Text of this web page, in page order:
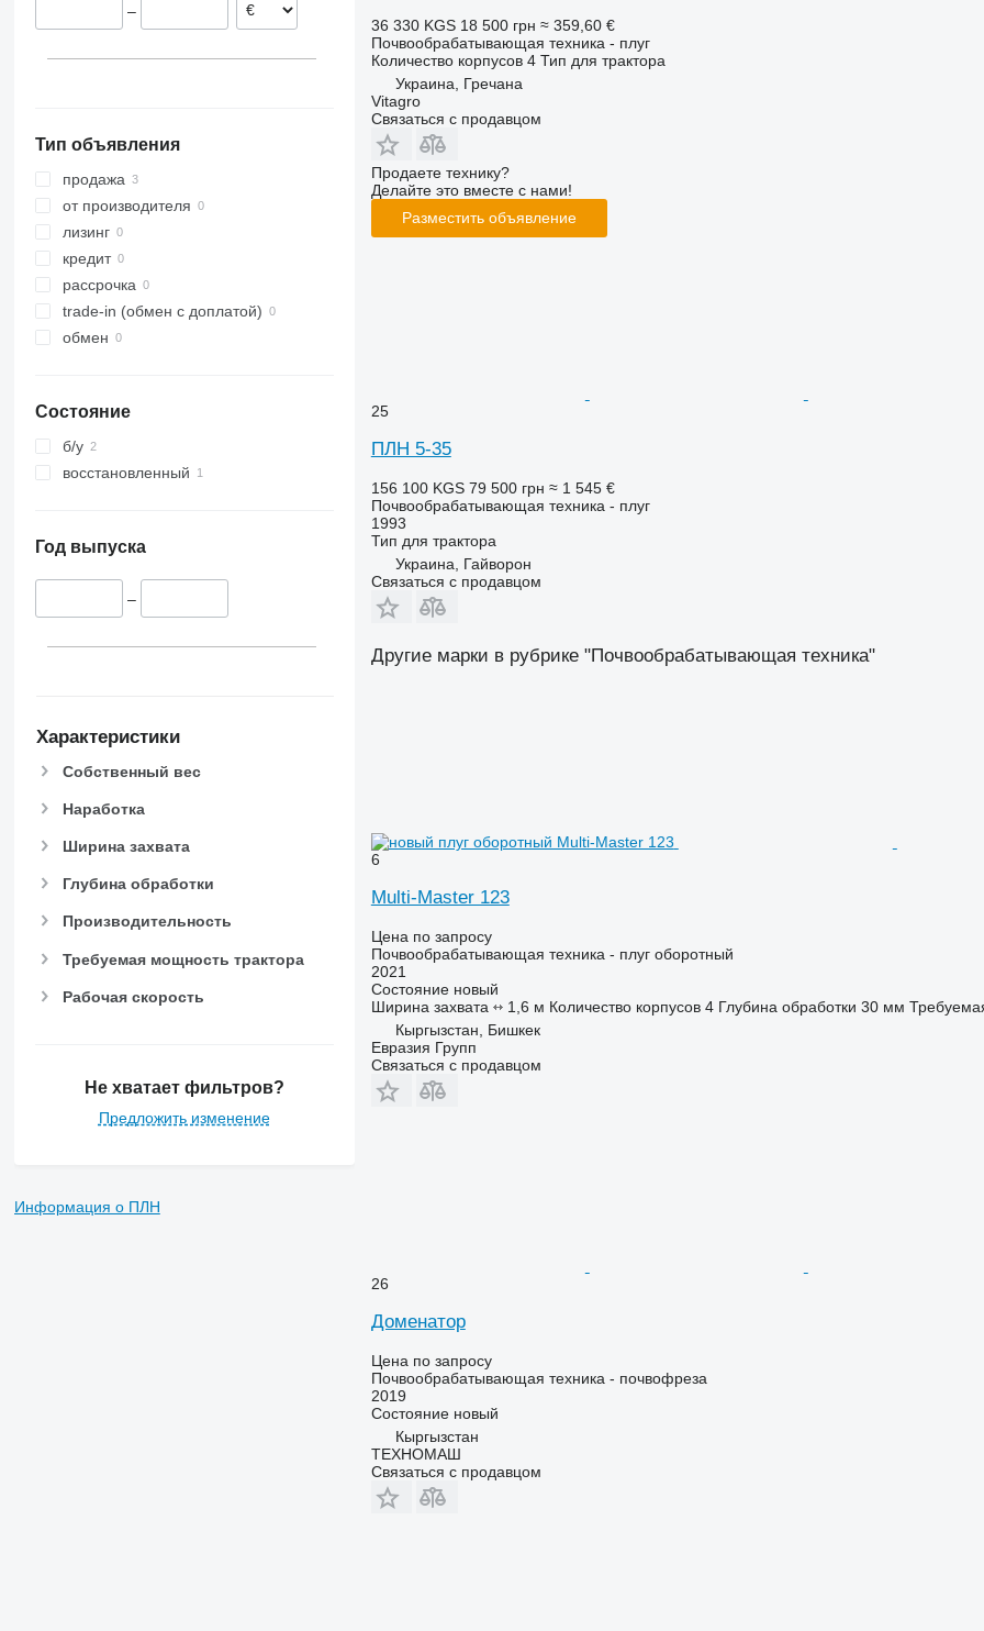
VariOpal
–
Тип объявления
продажа
от производителя
лизинг
кредит
рассрочка
trade-in (обмен с доплатой)
обмен
Состояние
б/у
восстановленный
Год выпуска
–
Характеристики
Собственный вес
Наработка
Ширина захвата
Глубина обработки
Производительность
Требуемая мощность трактора
Рабочая скорость
Не хватает фильтров?
Предложить изменение
Информация о ПЛН
36 330 KGS 18 500 грн ≈ 359,60 €
Почвообрабатывающая техника - плуг
Количество корпусов 4 Тип для трактора
Украина, Гречана
Vitagro
Связаться с продавцом
Продаете технику?
Делайте это вместе с нами!
Разместить объявление
25
ПЛН 5-35
156 100 KGS 79 500 грн ≈ 1 545 €
Почвообрабатывающая техника - плуг
1993
Тип для трактора
Украина, Гайворон
Связаться с продавцом
Другие марки в рубрике "Почвообрабатывающая техника"
6
Multi-Master 123
Цена по запросу
Почвообрабатывающая техника - плуг оборотный
2021
Состояниеновый
Ширина захвата
1,6 м Количество корпусов 4 Глубина обработки 30 мм
Кыргызстан, Бишкек
Евразия Групп
Связаться с продавцом
26
Доменатор
Цена по запросу
Почвообрабатывающая техника - почвофреза
2019
Состояниеновый
Кыргызстан
ТЕХНОМАШ
Связаться с продавцом